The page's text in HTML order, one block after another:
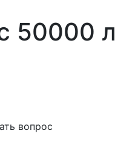
50000 л
вопрос